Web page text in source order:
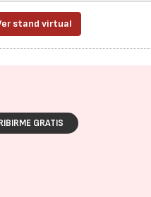
stand virtual
GRATIS